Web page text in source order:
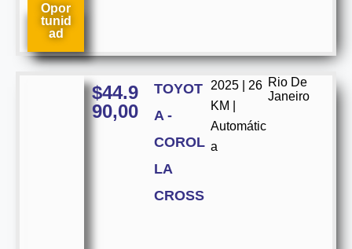
Opor
tunid
ad
$44.9
90,00
TOYOT
A -
COROL
LA
CROSS
2025 | 26
KM |
Automátic
a
Rio De
Janeiro